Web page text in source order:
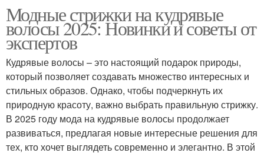
Модные стрижки на кудрявые
волосы 2025: Новинки и советы от
экспертов
Кудрявые волосы – это настоящий подарок природы,
который позволяет создавать множество интересных и
стильных образов. Однако, чтобы подчеркнуть их
природную красоту, важно выбрать правильную стрижку.
В 2025 году мода на кудрявые волосы продолжает
развиваться, предлагая новые интересные решения для
тех, кто хочет выглядеть современно и элегантно. В этой